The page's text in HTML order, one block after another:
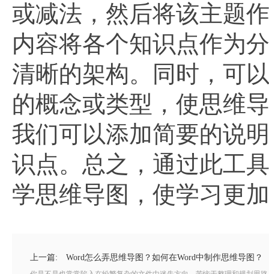
或减法，然后将该主题
内容将各个知识点作为
清晰的架构。同时，可
的概念或类型，使思维
我们可以添加简要的说
识点。总之，通过此工
学思维导图，使学习更
上一篇: Word怎么弄思维导图？如何在Word中制作思维导图？